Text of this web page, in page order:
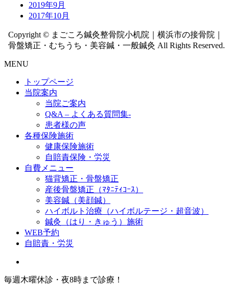
2019年9月
2017年10月
Copyright © まごころ鍼灸整骨院小机院｜横浜市の接骨院｜
骨盤矯正・むちうち・美容鍼・一般鍼灸 All Rights Reserved.
MENU
トップページ
当院案内
当院ご案内
Q&A – よくある質問集-
患者様の声
各種保険施術
健康保険施術
自賠責保険・労災
自費メニュー
猫背矯正・骨盤矯正
産後骨盤矯正（ﾏﾀﾆﾃｨｺｰｽ）
美容鍼（美顔鍼）
ハイボルト治療（ハイボルテージ・超音波）
鍼灸（はり・きゅう）施術
WEB予約
自賠責・労災
毎週木曜休診・夜8時まで診療！